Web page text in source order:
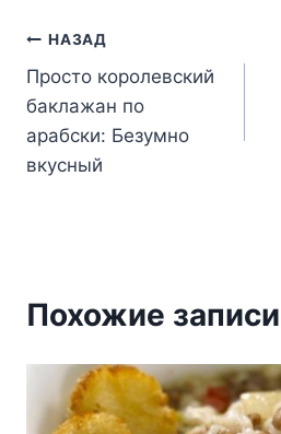
Навигация
по
записям
НАЗАД
Просто королевский
баклажан по
арабски: Безумно
вкусный
Похожие записи